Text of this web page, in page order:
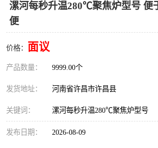
漯河每秒升温280℃聚焦炉型号 便
便
价格： 面议
产品数量： 9999.00个
发货地址： 河南省许昌市许昌县
关键词： 漯河每秒升温280℃聚焦炉型号
发布日期： 2026-08-09
碳纤维红外辐射加热管